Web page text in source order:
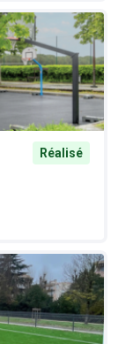
Réalisé